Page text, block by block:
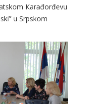
Кarađorđevu
u Srpskom